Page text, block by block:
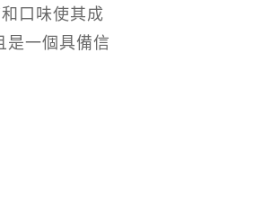
口味使其成
是一個具備信